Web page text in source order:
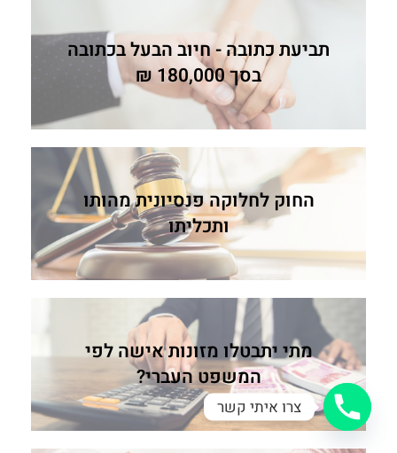
תביעת כתובה - חיוב הבעל בכתובה
בסך 180,000 ₪
החוק לחלוקה פנסיונית מהותו
ותכליתו
מתי יתבטלו מזונות אישה לפי
המשפט העברי?
צרו איתי קשר